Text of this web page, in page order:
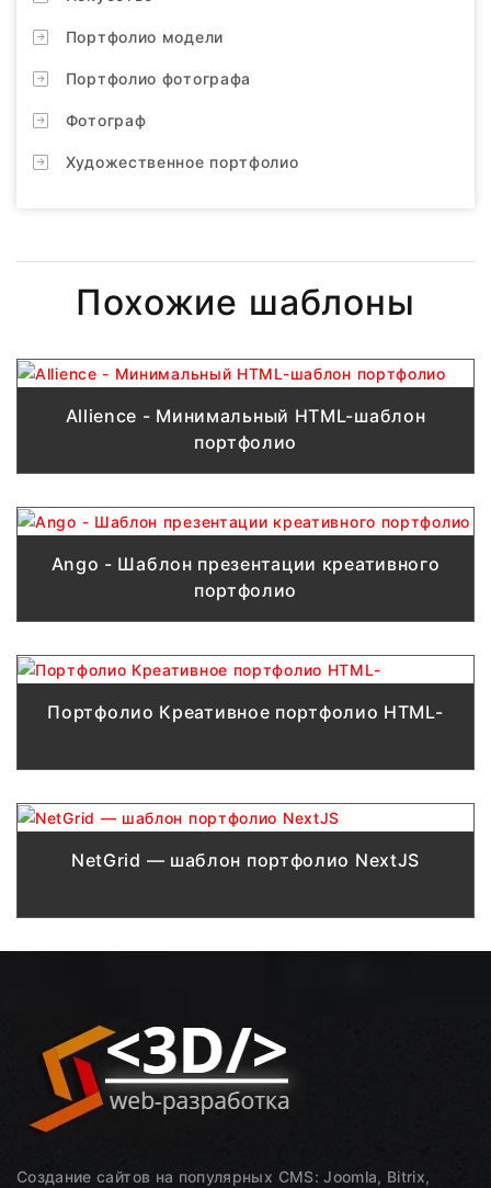
Портфолио модели
Портфолио фотографа
Фотограф
Художественное портфолио
Похожие шаблоны
Allience - Минимальный HTML-шаблон
портфолио
Ango - Шаблон презентации креативного
портфолио
Портфолио Креативное портфолио HTML-
NetGrid — шаблон портфолио NextJS
Создание сайтов на популярных CMS: Joomla, Bitrix,